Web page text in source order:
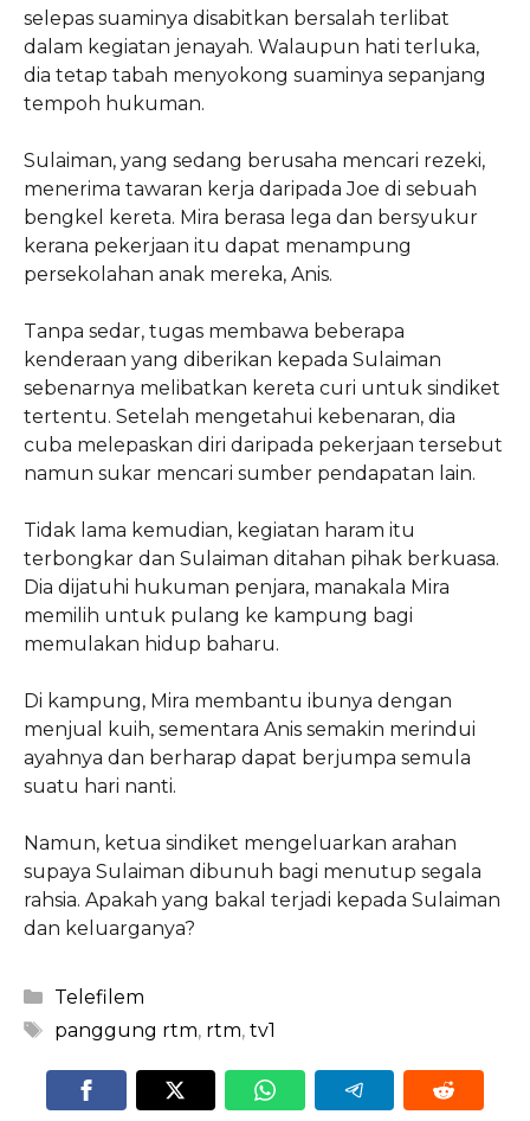
selepas suaminya disabitkan bersalah terlibat
dalam kegiatan jenayah. Walaupun hati terluka,
dia tetap tabah menyokong suaminya sepanjang
tempoh hukuman.
Sulaiman, yang sedang berusaha mencari rezeki,
menerima tawaran kerja daripada Joe di sebuah
bengkel kereta. Mira berasa lega dan bersyukur
kerana pekerjaan itu dapat menampung
persekolahan anak mereka, Anis.
Tanpa sedar, tugas membawa beberapa
kenderaan yang diberikan kepada Sulaiman
sebenarnya melibatkan kereta curi untuk sindiket
tertentu. Setelah mengetahui kebenaran, dia
cuba melepaskan diri daripada pekerjaan tersebut
namun sukar mencari sumber pendapatan lain.
Tidak lama kemudian, kegiatan haram itu
terbongkar dan Sulaiman ditahan pihak berkuasa.
Dia dijatuhi hukuman penjara, manakala Mira
memilih untuk pulang ke kampung bagi
memulakan hidup baharu.
Di kampung, Mira membantu ibunya dengan
menjual kuih, sementara Anis semakin merindui
ayahnya dan berharap dapat berjumpa semula
suatu hari nanti.
Namun, ketua sindiket mengeluarkan arahan
supaya Sulaiman dibunuh bagi menutup segala
rahsia. Apakah yang bakal terjadi kepada Sulaiman
dan keluarganya?
Categories
Telefilem
Tags
panggung rtm, rtm, tv1